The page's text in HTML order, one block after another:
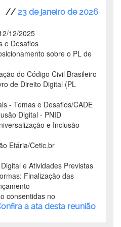
// 23 de janeiro de 2026
12/2025
e Desafios
sobre o PL de
do Código Civil Brasileiro
de Direito Digital (PL
- Temas e Desafios/CADE
Digital - PNID
e Inclusão
Etária/Cetic.br
e Atividades Previstas
Finalização das
consentidas no
a ata desta reunião